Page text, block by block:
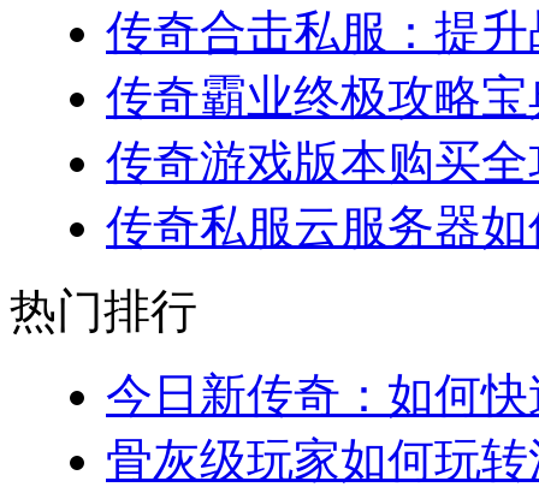
传奇合击私服：提
传奇霸业终极攻略
传奇游戏版本购买
传奇私服云服务器
热门排行
今日新传奇：如何
骨灰级玩家如何玩